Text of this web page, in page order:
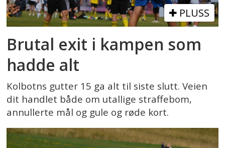
PLUSS
Brutal exit i kampen som
hadde alt
Kolbotns gutter 15 ga alt til siste slutt. Veien
dit handlet både om utallige straffebom,
annullerte mål og gule og røde kort.